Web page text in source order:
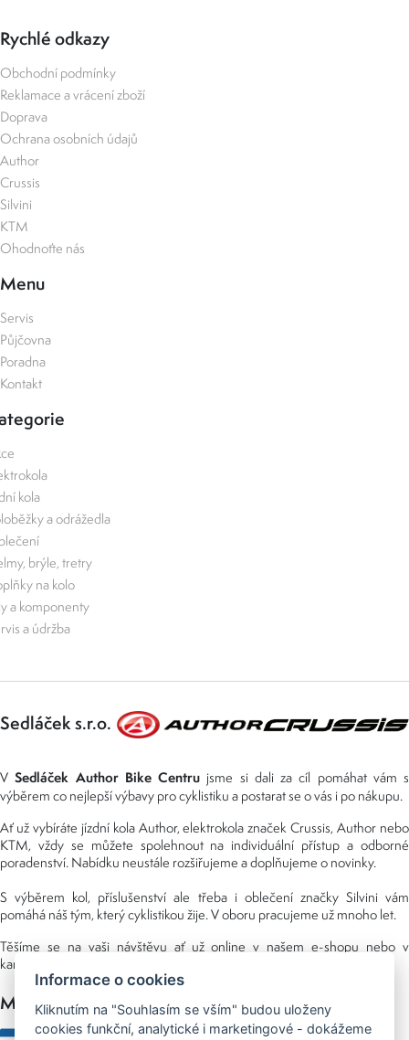
Rychlé odkazy
Obchodní podmínky
Reklamace a vrácení zboží
Doprava
Ochrana osobních údajů
Author
Crussis
Silvini
KTM
Ohodnoťte nás
Menu
Servis
Půjčovna
Poradna
Kontakt
kola
a odrážedla
brýle, tretry
na kolo
a komponenty
a údržba
Sedláček s.r.o.
VSedláček Author Bike Centru jsme si dali za cíl pomáhat vám s
výběrem co nejlepší výbavy pro cyklistiku a postarat se o vás i po nákupu.
Ať už vybíráte jízdní kola Author, elektrokola značek Crussis, Author nebo
KTM, vždy se můžete spolehnout na individuální přístup a odborné
poradenství. Nabídku neustále rozšiřujeme a doplňujeme o novinky.
S výběrem kol, příslušenství ale třeba i oblečení značky Silvini vám
pomáhá náš tým, který cyklistikou žije. V oboru pracujeme už mnoho let.
Těšíme se na vaši návštěvu ať už online v našem e-shopu nebo v
kamenné prodejně, kterou najdete v NS (nákupní středisko) URAN.
Možnosti platby
Informace o cookies
Kliknutím na "Souhlasím se vším" budou uloženy
cookies funkční, analytické i marketingové - dokážeme